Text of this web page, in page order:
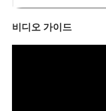
비디오 가이드